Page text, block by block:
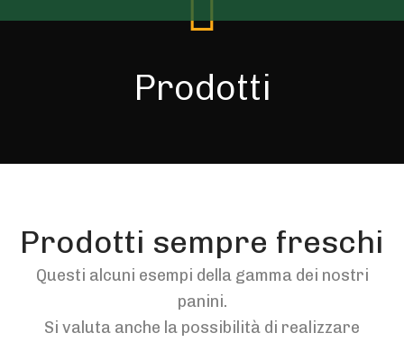
Prodotti
Prodotti sempre freschi
Questi alcuni esempi della gamma dei nostri
panini.
Si valuta anche la possibilità di realizzare